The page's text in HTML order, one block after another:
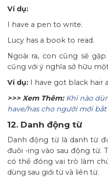
Ví dụ:
I have a pen to write.
Lucy has a book to read.
Ngoài ra, con cũng sẽ
cũng với ý nghĩa sở hữu
Ví dụ: I have got black hair
>>> Xem Thêm: Khi nào
have/has cho người mới
12. Danh động từ
Danh động từ là danh từ
đuôi -ing vào sau động từ.
có thể đóng vai trò làm
dùng sau giới từ và liên từ.